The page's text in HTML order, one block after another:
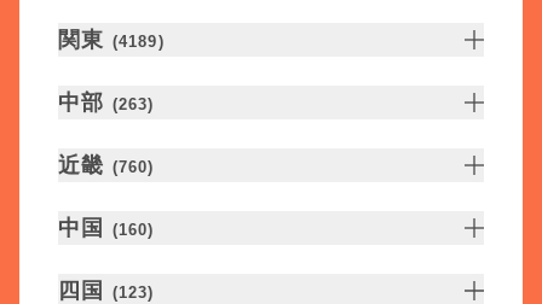
関東 (4189)
中部 (263)
近畿 (760)
中国 (160)
四国 (123)